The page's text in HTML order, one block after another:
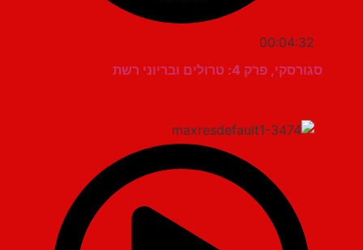
00:04:32
סגורסקי, פרק 4: טרולים ובריוני רשת